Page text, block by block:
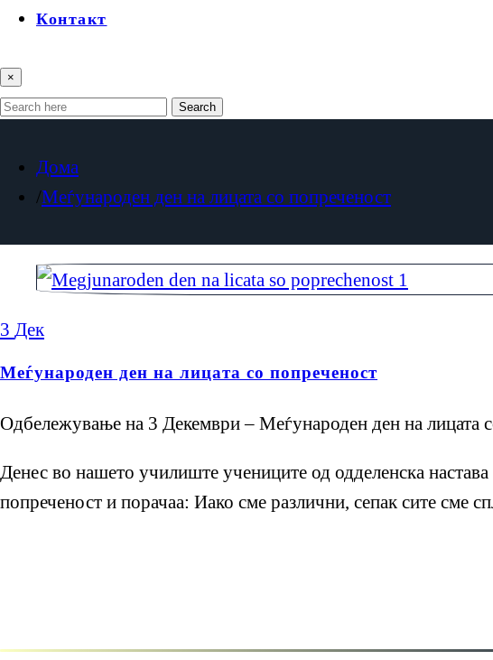
Контакт
×
Search
Дома
Меѓународен ден на лицата со попреченост
3 Дек
Меѓународен ден на лицата со попреченост
Одбележување на 3 Декември – Меѓународен ден на лицата
Денес во нашето училиште учениците од одделенска
попреченост и порачаа: Иако сме различни, сепак сите сме